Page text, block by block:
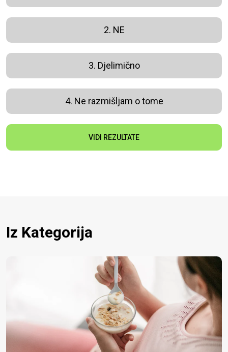
2. NE
3. Djelimično
4. Ne razmišljam o tome
VIDI REZULTATE
Iz Kategorija